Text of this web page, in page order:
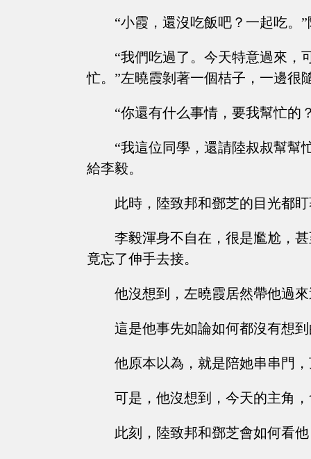
“小霞，還沒吃飯吧？一起吃。
“我們吃過了。今天特意過來，
忙。”左曉霞剝著一個桔子，一邊很
“你還有什么事情，要我幫忙的
“我這位同學，還請陸叔叔幫幫
給李毅。
此時，陸致邦和鄧芝的目光都
李毅渾身不自在，很是尷尬，
竟忘了伸手去接。
他沒想到，左曉霞居然帶他過
這是他事先如論如何都沒有想
他原本以為，就是陪她串串門
可是，他沒想到，今天的主角
此刻，陸致邦和鄧芝會如何看